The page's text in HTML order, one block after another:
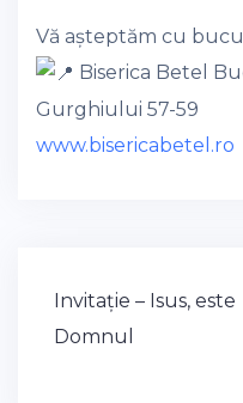
Vă așteptăm cu
Biserica Betel
Gurghiului 57-59
www.bisericabetel.ro
Post
navigation
Invitație – Isus, este
Domnul